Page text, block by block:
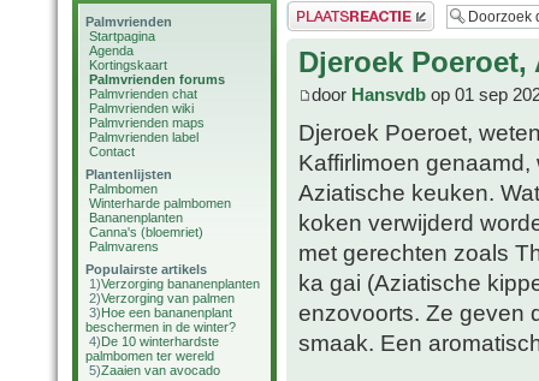
Palmvrienden
Startpagina
Agenda
Kortingskaart
Palmvrienden forums
Palmvrienden chat
Palmvrienden wiki
Palmvrienden maps
Palmvrienden label
Contact
Plantenlijsten
Palmbomen
Winterharde palmbomen
Bananenplanten
Canna's (bloemriet)
Palmvarens
Populairste artikels
1)Verzorging bananenplanten
2)Verzorging van palmen
3)Hoe een bananenplant
beschermen in de winter?
4)De 10 winterhardste
palmbomen ter wereld
5)Zaaien van avocado
Plaats een reactie
Djeroek
door Hansvdb op 01 sep
Djeroek Poeroet,
Kaffirlimoen
Aziatische keuken.
koken verwijderd
met gerechten zoals
ka gai (Aziatische
enzovoorts. Ze geven
smaak. Een